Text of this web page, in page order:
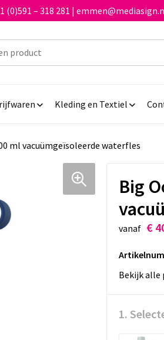
– 318 281 |
Kleding en Textiel
ml vacuümgeïsoleerde waterfles
Big
vanaf €
Bekijk alle
1.